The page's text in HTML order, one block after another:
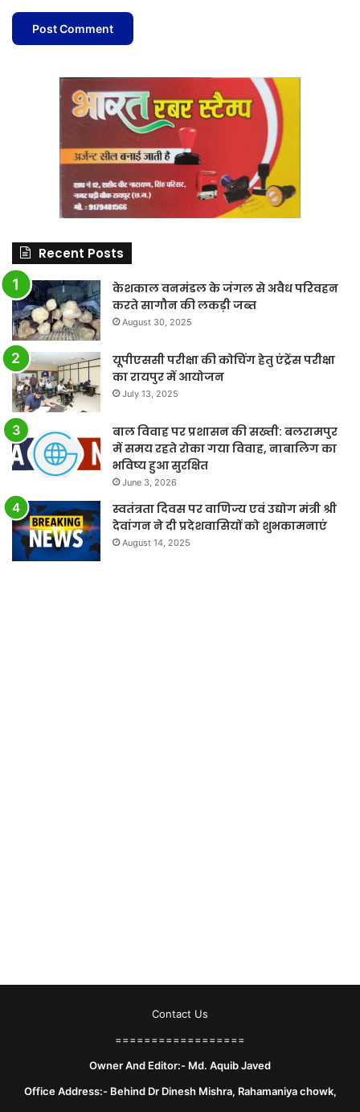
Recent Posts
केशकाल वनमंडल के जंगल से अवैध परिवहन
करते सागौन की लकड़ी जब्त
August 30, 2025
यूपीएससी परीक्षा की कोचिंग हेतु एंट्रेंस परीक्षा
का रायपुर में आयोजन
July 13, 2025
बाल विवाह पर प्रशासन की सख्ती: बलरामपुर
में समय रहते रोका गया विवाह, नाबालिग का
भविष्य हुआ सुरक्षित
June 3, 2026
स्वतंत्रता दिवस पर वाणिज्य एवं उद्योग मंत्री श्री
देवांगन ने दी प्रदेशवासियों को शुभकामनाएं
August 14, 2025
Contact Us
==================
Owner And Editor:- Md. Aquib Javed
Office Address:- Behind Dr Dinesh Mishra, Rahamaniya chowk,